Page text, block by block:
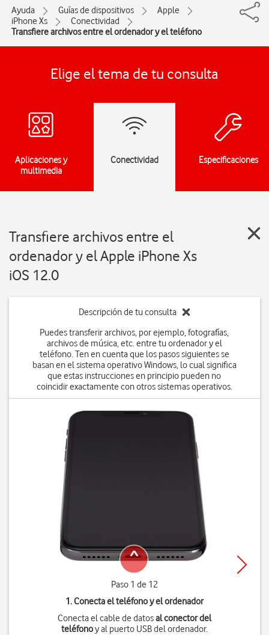
Ayuda Guías de dispositivos
Apple
iPhone Xs
Conectividad
Transfiere archivos entre el ordenador y el teléfono
Elige el tema de tu consulta
Aplicaciones y
multimedia
Conectividad Especificaciones
Transfiere archivos entre el
ordenador y el Apple iPhone Xs
iOS 12.0
Descripción de tu consulta
Puedes transferir archivos, por ejemplo, fotografías,
archivos de música, etc. entre tu ordenador y el
teléfono. Ten en cuenta que los pasos siguientes se
basan en el sistema operativo Windows, lo cual significa
que estas instrucciones en principio pueden no
coincidir exactamente con otros sistemas operativos.
Paso 1 de 12
1. Conecta el teléfono y el ordenador
Conecta el cable de datosal conector del
teléfonoy al puerto USB del ordenador.